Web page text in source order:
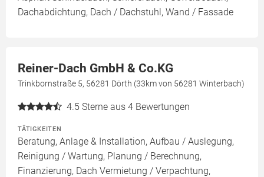
Dachabdichtung, Dach / Dachstuhl, Wand / Fassade
Reiner-Dach GmbH & Co.KG
Trinkbornstraße 5, 56281 Dörth (33km von 56281 Winterbach)
4.5 Sterne aus 4 Bewertungen
TÄTIGKEITEN
Beratung, Anlage & Installation, Aufbau / Auslegung,
Reinigung / Wartung, Planung / Berechnung,
Finanzierung, Dach Vermietung / Verpachtung,